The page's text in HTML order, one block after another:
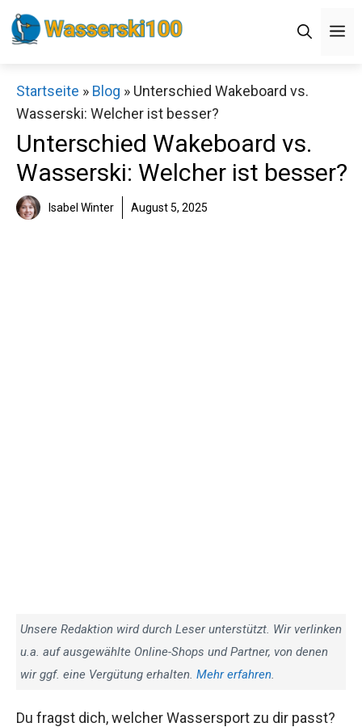
Zum
Inhalt
Startseite » Blog » Unterschied Wakeboard vs.
Wasserski: Welcher ist besser?
Unterschied Wakeboard vs.
Wasserski: Welcher ist besser?
Isabel Winter August 5, 2025
Unsere Redaktion wird durch Leser unterstützt. Wir verlinken
u.a. auf ausgewählte Online-Shops und Partner, von denen
wir ggf. eine Vergütung erhalten. Mehr erfahren.
Du fragst dich, welcher Wassersport zu dir passt?